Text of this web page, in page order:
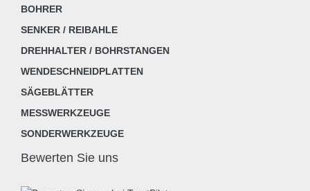
BOHRER
SENKER / REIBAHLE
DREHHALTER / BOHRSTANGEN
WENDESCHNEIDPLATTEN
SÄGEBLÄTTER
MESSWERKZEUGE
SONDERWERKZEUGE
Bewerten Sie uns